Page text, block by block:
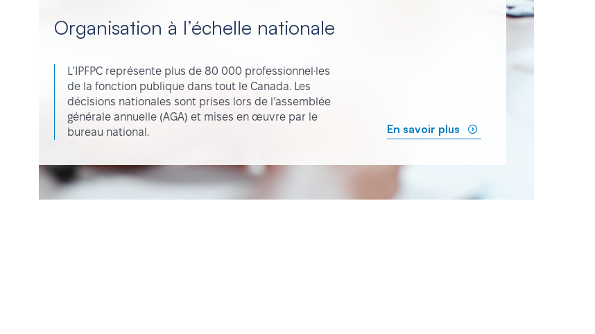
Organisation à l’échelle nationale
L’IPFPC représente plus de 80 000 professionnel·les
de la fonction publique dans tout le Canada. Les
décisions nationales sont prises lors de l’assemblée
générale annuelle (AGA) et mises en œuvre par le
bureau national.
En savoir plus